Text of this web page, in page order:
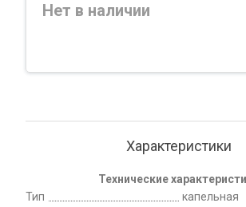
Нет в наличии
Характеристики
Технические
Тип
капельная